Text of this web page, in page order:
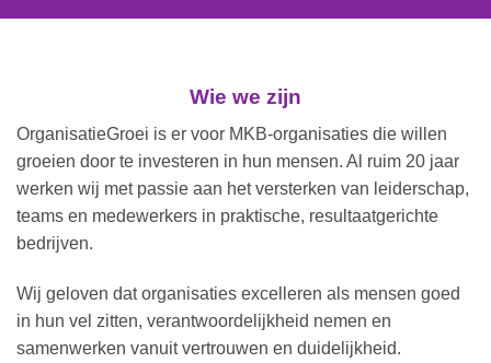
Wie we zijn
OrganisatieGroei is er voor MKB-organisaties die willen
groeien door te investeren in hun mensen. Al ruim 20 jaar
werken wij met passie aan het versterken van leiderschap,
teams en medewerkers in praktische, resultaatgerichte
bedrijven.
Wij geloven dat organisaties excelleren als mensen goed
in hun vel zitten, verantwoordelijkheid nemen en
samenwerken vanuit vertrouwen en duidelijkheid.